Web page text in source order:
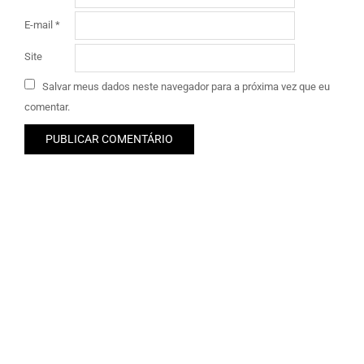
E-mail *
Site
Salvar meus dados neste navegador para a próxima vez que eu
comentar.